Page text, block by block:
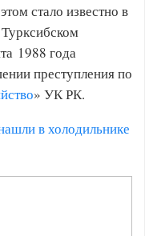
стало известно в
1988 года
преступления по
» УК РК.
в холодильнике